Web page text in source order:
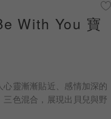
With You 寶
靈漸漸貼近、感情加深的
色混合，展現出貝兒與野